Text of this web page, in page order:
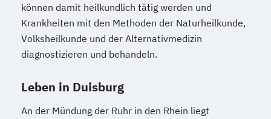
können damit heilkundlich tätig werden und
Krankheiten mit den Methoden der Naturheilkunde,
Volksheilkunde und der Alternativmedizin
diagnostizieren und behandeln.
Leben in Duisburg
An der Mündung der Ruhr in den Rhein liegt